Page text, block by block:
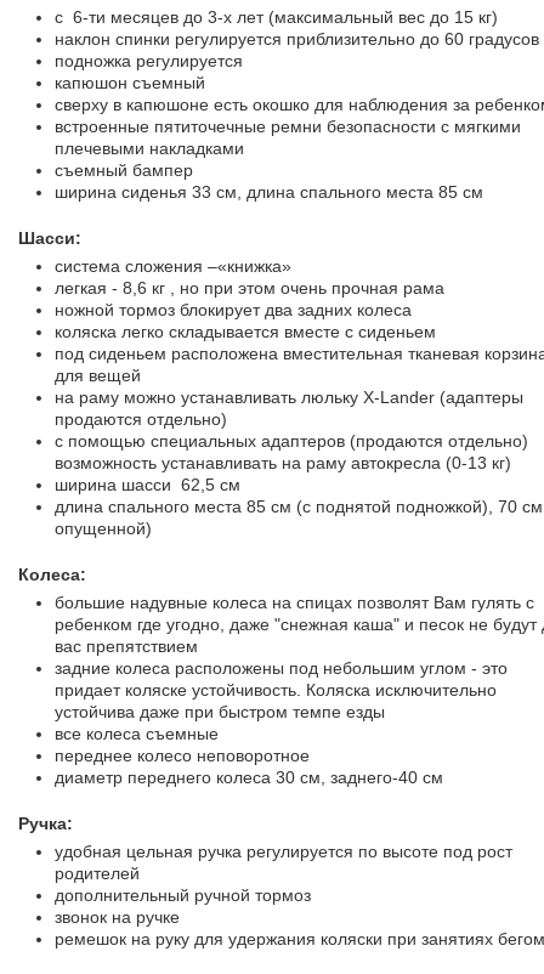
с 6-ти месяцев до 3-х лет (максимальный вес до 15 кг)
наклон спинки регулируется приблизительно до 60 градусов
подножка регулируется
капюшон съемный
сверху в капюшоне есть окошко для наблюдения за
встроенные пятиточечные ремни безопасности с мягкими
плечевыми накладками
съемный бампер
ширина сиденья 33 см, длина спального места 85 см
Шасси:
система сложения –«книжка»
легкая - 8,6 кг , но при этом очень прочная рама
ножной тормоз блокирует два задних колеса
коляска легко складывается вместе с сиденьем
под сиденьем расположена вместительная тканевая
для вещей
на раму можно устанавливать люльку X-Lander (адаптеры
продаются отдельно)
с помощью специальных адаптеров (продаются отдельно)
возможность устанавливать на раму автокресла (0-13 кг)
ширина шасси 62,5 см
длина спального места 85 см (с поднятой подножкой), 70
опущенной)
Колеса:
большие надувные колеса на спицах позволят Вам гулять с
ребенком где угодно, даже "снежная каша" и песок не будут
вас препятствием
задние колеса расположены под небольшим углом - это
придает коляске устойчивость. Коляска исключительно
устойчива даже при быстром темпе езды
все колеса съемные
переднее колесо неповоротное
диаметр переднего колеса 30 см, заднего-40 см
Ручка:
удобная цельная ручка регулируется по высоте под рост
родителей
дополнительный ручной тормоз
звонок на ручке
ремешок на руку для удержания коляски при занятиях бегом